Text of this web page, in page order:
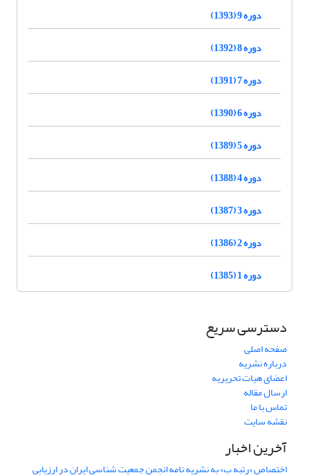
دوره 9 (1393)
دوره 8 (1392)
دوره 7 (1391)
دوره 6 (1390)
دوره 5 (1389)
دوره 4 (1388)
دوره 3 (1387)
دوره 2 (1386)
دوره 1 (1385)
دسترسی سریع
صفحه اصلی
درباره نشریه
اعضای هیات تحریریه
ارسال مقاله
تماس با ما
نقشه سایت
آخرین اخبار
اختصاص «رتبه ب» به نشریه نامه انجمن جمعیت شناسی ایران در ارزیابی